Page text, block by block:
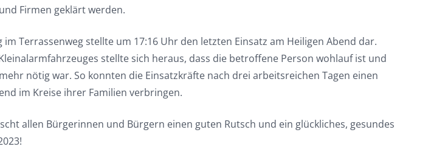
Firmen geklärt werden.
Terrassenweg stellte um 17:16 Uhr den letzten Einsatz am Heiligen Abend dar.
stellte sich heraus, dass die betroffene Person wohlauf ist und
nötig war. So konnten die Einsatzkräfte nach drei arbeitsreichen Tagen einen
im Kreise ihrer Familien verbringen.
allen Bürgerinnen und Bürgern einen guten Rutsch und ein glückliches, gesundes